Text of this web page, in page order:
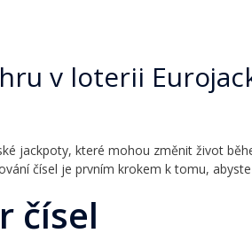
v loterii
jackpoty, které mohou změnit život
čísel je prvním krokem k tomu,
čísel